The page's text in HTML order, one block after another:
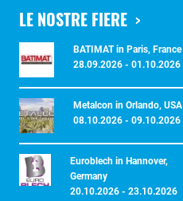
LE NOSTRE FIERE
BATIMAT in Paris, France
28.09.2026 - 01.10.2026
Metalcon in Orlando, USA
08.10.2026 - 09.10.2026
Euroblech in Hannover,
Germany
20.10.2026 - 23.10.2026